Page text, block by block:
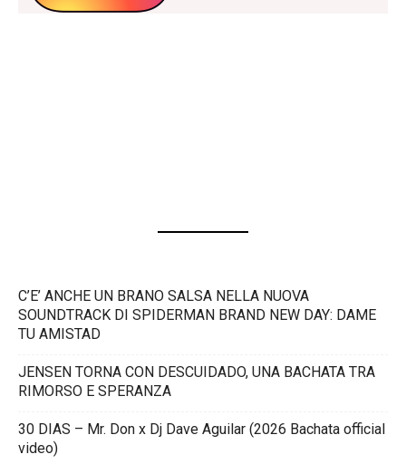
C’E’ ANCHE UN BRANO SALSA NELLA NUOVA
SOUNDTRACK DI SPIDERMAN BRAND NEW DAY: DAME
TU AMISTAD
JENSEN TORNA CON DESCUIDADO, UNA BACHATA TRA
RIMORSO E SPERANZA
30 DIAS – Mr. Don x Dj Dave Aguilar (2026 Bachata official
video)